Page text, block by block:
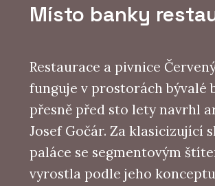
Místo banky
Restaurace a pivnice
funguje v prostorách bývalé
přesně před sto lety navrhl
Josef Gočár. Za klasicizující
paláce se segmentovým
vyrostla podle jeho